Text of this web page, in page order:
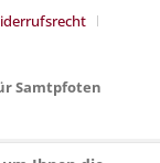
Samtpfoten